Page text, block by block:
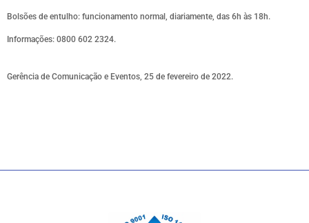
Bolsões de entulho: funcionamento normal, diariamente, das 6h às 18h.
Informações: 0800 602 2324.
Gerência de Comunicação e Eventos, 25 de fevereiro de 2022.